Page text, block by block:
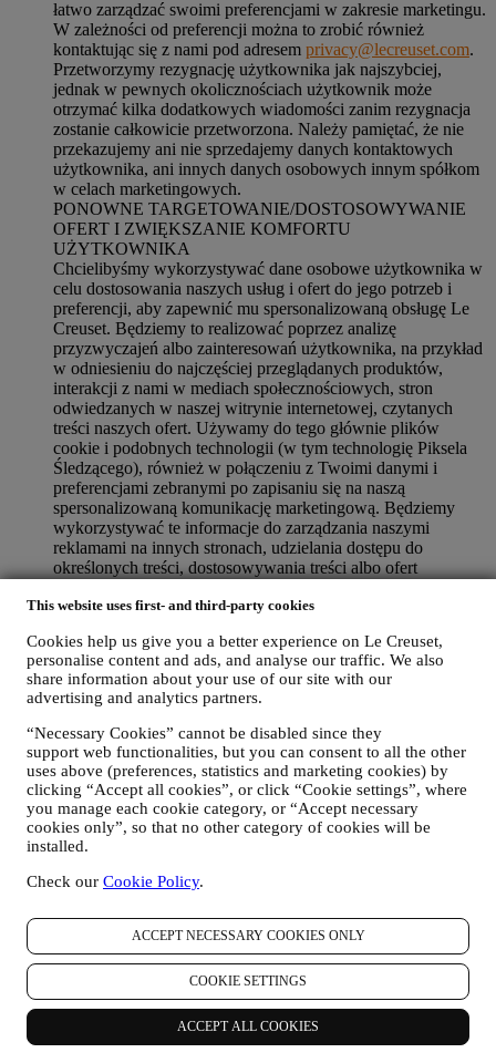
This website uses first- and third-party cookies
Cookies help us give you a better experience on Le Creuset,
personalise content and ads, and analyse our traffic. We also
share information about your use of our site with our
advertising and analytics partners.
“Necessary Cookies” cannot be disabled since they
support web functionalities, but you can consent to all the other
uses above (preferences, statistics and marketing cookies) by
clicking “Accept all cookies”, or click “Cookie settings”, where
you manage each cookie category, or “Accept necessary
cookies only”, so that no other category of cookies will be
installed.
Check our Cookie Policy.
ACCEPT NECESSARY COOKIES ONLY
COOKIE SETTINGS
ACCEPT ALL COOKIES
łatwo zarządzać swoimi preferencjami w zakresie marketingu.
W zależności od preferencji można to zrobić również
kontaktując się z nami pod adresem privacy@lecreuset.com.
Przetworzymy rezygnację użytkownika jak najszybciej,
jednak w pewnych okolicznościach użytkownik może
otrzymać kilka dodatkowych wiadomości zanim rezygnacja
zostanie całkowicie przetworzona. Należy pamiętać, że nie
przekazujemy ani nie sprzedajemy danych kontaktowych
użytkownika, ani innych danych osobowych innym spółkom
w celach marketingowych.
PONOWNE TARGETOWANIE/DOSTOSOWYWANIE
OFERT I ZWIĘKSZANIE KOMFORTU
UŻYTKOWNIKA
Chcielibyśmy wykorzystywać dane osobowe użytkownika w
celu dostosowania naszych usług i ofert do jego potrzeb i
preferencji, aby zapewnić mu spersonalizowaną obsługę Le
Creuset. Będziemy to realizować poprzez analizę
przyzwyczajeń albo zainteresowań użytkownika, na przykład
w odniesieniu do najczęściej przeglądanych produktów,
interakcji z nami w mediach społecznościowych, stron
odwiedzanych w naszej witrynie internetowej, czytanych
treści naszych ofert. Używamy do tego głównie plików
cookie i podobnych technologii (w tym technologię Piksela
Śledzącego), również w połączeniu z Twoimi danymi i
preferencjami zebranymi po zapisaniu się na naszą
spersonalizowaną komunikację marketingową. Będziemy
wykorzystywać te informacje do zarządzania naszymi
reklamami na innych stronach, udzielania dostępu do
określonych treści, dostosowywania treści albo ofert
jeżeli użytkownik wyrazi zgodę, do otrzymywania naszej
wiadomości, które mogą mu się spodobać. Nie przewiduje się
żadnych innych skutków. Korzystanie z plików cookie
wymaga zgody użytkownika. Jeżeli użytkownik nie chce, aby
tego rodzaju dane były wykorzystywane w celu
przedstawiania mu reklam, treści albo wiadomości opartych
na zainteresowaniach, można ograniczyć korzystanie z
danych na temat aktywności internetowej użytkownika
poprzez zmianę ustawień plików cookie (jednak należy
pamiętać, że niektóre pliki cookie są niezbędne do korzystania
z Witryny internetowej). Należy mieć na uwadze, że nie
powoduje to rezygnacji z otrzymywania reklam, ofert ani
reklamy, oferty albo wiadomości. Aby uzyskać więcej
plików cookie, należy przeczytać nasząPolitykę plików
INFORMACJA O PRODUKCIE
W przypadku zakupu naszych produktów możemy wysłać
wiadomość e-mail z prośbą o napisanie ich recenzji. Opinia
klientów (w przypadku, gdy wyrażą zgodę na jej napisanie)
jest dla ważna, aby stale ulepszać nasze produkty i usługi.